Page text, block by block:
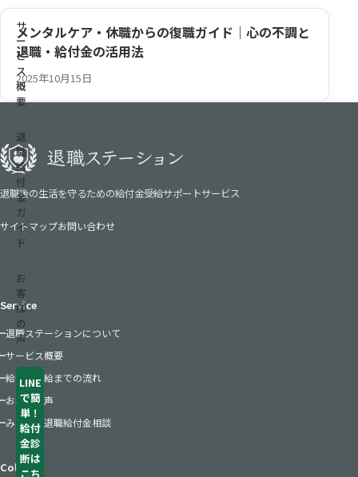
サ
ー
ビ
ス
概
要
退
職
給
付
金
ガ
イ
ド
お
客
様
の
声
LINE
で簡
単！
給付
金診
断は
こち
メンタルケア・休職からの復職ガイド｜心の不調と
退職・給付金の活用法
2025年10月15日
退職後の生活を守るための給付金受給サポートサービス
サイトマップお問い合わせ
Service
退職ステーションについて
サービス概要
給付金受給までの流れ
お客様の声
みんなの退職給付金相談
Column